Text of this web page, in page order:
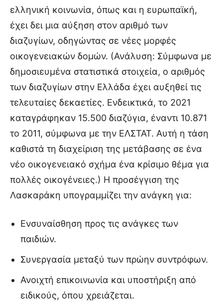
ελληνική κοινωνία, όπως και η ευρωπαϊκή,
έχει δει μια αύξηση στον αριθμό των
διαζυγίων, οδηγώντας σε νέες μορφές
οικογενειακών δομών. (Ανάλυση: Σύμφωνα με
δημοσιευμένα στατιστικά στοιχεία, ο αριθμός
των διαζυγίων στην Ελλάδα έχει αυξηθεί τις
τελευταίες δεκαετίες. Ενδεικτικά, το 2021
καταγράφηκαν 15.500 διαζύγια, έναντι 10.871
το 2011, σύμφωνα με την ΕΛΣΤΑΤ. Αυτή η τάση
καθιστά τη διαχείριση της μετάβασης σε ένα
νέο οικογενειακό σχήμα ένα κρίσιμο θέμα για
πολλές οικογένειες.) Η προσέγγιση της
Λασκαράκη υπογραμμίζει την ανάγκη για:
Ενσυναίσθηση προς τις ανάγκες των
παιδιών.
Συνεργασία μεταξύ των πρώην συντρόφων.
Ανοιχτή επικοινωνία και υποστήριξη από
ειδικούς, όπου χρειάζεται.